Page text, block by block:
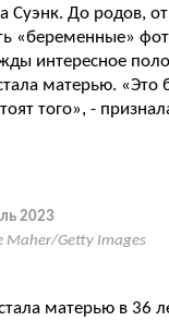
Суэнк. До родов,
«беременные»
интересное
матерью. «Это
того», -
2023
Maher/Getty Images
матерью в 36